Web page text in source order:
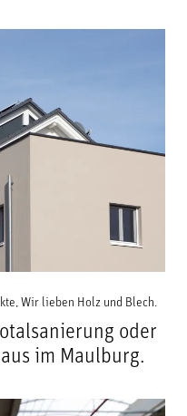
, Wir lieben Holz und Blech.
oder
im Maulburg.